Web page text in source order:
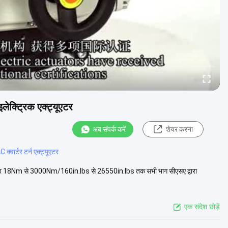
इलेक्ट्रिक एक्ट्यूएटर
अब संपर्क करें शेयर करना
क्वार्टर टर्न एक्ट्यूएटर
18Nm से 3000Nm/160in.lbs से 26550in.lbs तक सभी भाग सीएसए द्वारा
एक संदेश छोड़ें